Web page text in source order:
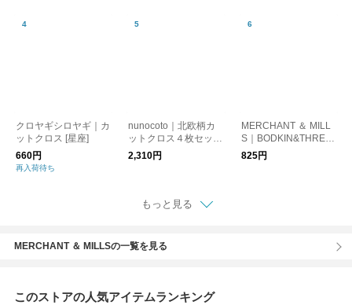
クロヤギシロヤギ｜カ
ットクロス [星座]
660円
再入荷待ち
nunocoto｜北欧柄カ
ットクロス４枚セッ
ト 5種
2,310円
MERCHANT ＆ MILL
S｜BODKIN&THREA
DER 紐通し＆糸通
825円
もっと見る
MERCHANT ＆ MILLSの一覧を見る
このストアの人気アイテムランキング